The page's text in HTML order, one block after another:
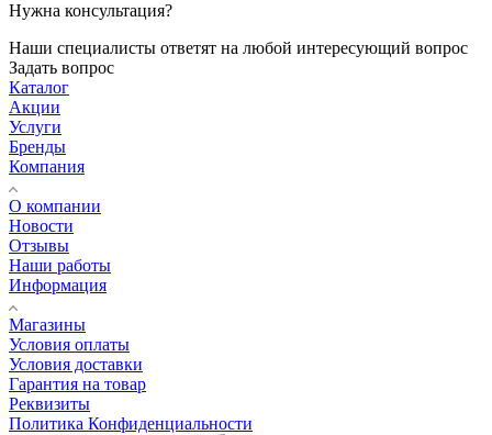
Нужна консультация?
Наши специалисты ответят на любой интересующий вопрос
Задать вопрос
Каталог
Акции
Услуги
Бренды
Компания
О компании
Новости
Отзывы
Наши работы
Информация
Магазины
Условия оплаты
Условия доставки
Гарантия на товар
Реквизиты
Политика Конфиденциальности